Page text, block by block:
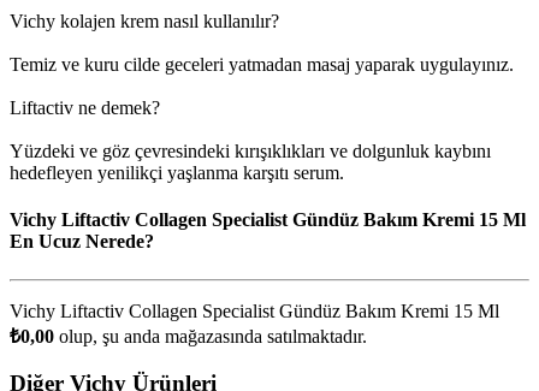
Vichy kolajen krem nasıl kullanılır?
Temiz ve kuru cilde geceleri yatmadan masaj yaparak uygulayınız.
Liftactiv ne demek?
Yüzdeki ve göz çevresindeki kırışıklıkları ve dolgunluk kaybını
hedefleyen yenilikçi yaşlanma karşıtı serum.
Vichy Liftactiv Collagen Specialist Gündüz Bakım Kremi 15 Ml
En Ucuz Nerede?
Vichy Liftactiv Collagen Specialist Gündüz Bakım Kremi 15 Ml
₺0,00 olup, şu anda mağazasında satılmaktadır.
Diğer Vichy Ürünleri